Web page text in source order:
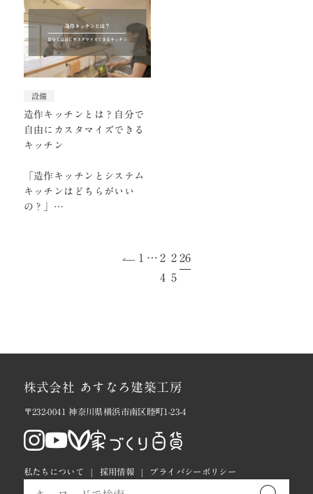
設備
造作キッチンとは？自分で
自由にカスタマイズできる
キッチン
「造作キッチンとシステム
キッチンはどちらがいい
の？」
1 … 2
4
2
5
26
株式会社 あすなろ建築工房
〒232-0041 神奈川県横浜市南区睦町1-23-4
私たちについて 採用情報 プライバシーポリシー